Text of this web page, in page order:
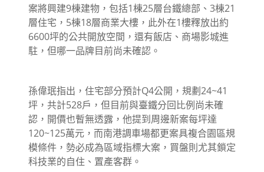
案將興建9棟建物，包括1棟25層台鐵總部、3棟21
層住宅，5棟18層商業大樓，此外在1樓釋放出約
6600坪的公共開放空間，還有飯店、商場影城進
駐，但哪一品牌目前尚未確認。
孫偉珉指出，住宅部分預計Q4公開，規劃24~41
坪，共計528戶，但目前與臺鐵分回比例尚未確
認，開價也暫無透露，他提到周邊新案每坪達
120~125萬元，而南港調車場都更案具複合園區規
模條件，勢必成為區域指標大案，買盤則尤其鎖定
科技業的自住、置產客群。